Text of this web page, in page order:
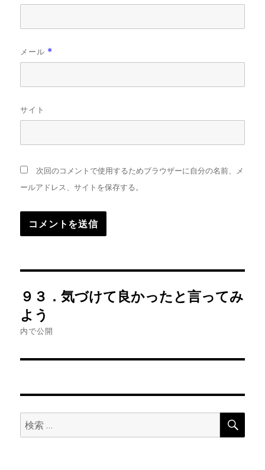
メール *
サイト
次回のコメントで使用するためブラウザーに自分の名前、メ
ールアドレス、サイトを保存する。
稿
ナ
ビ
シ
９３．気づけて良かったと言ってみ
よう
内で公開
検
索:
検